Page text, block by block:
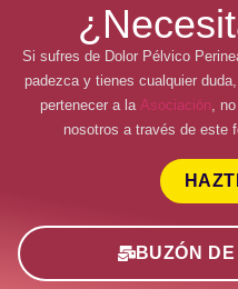
Si sufres de Dolor Pélvico
padezca y tienes cualquier
pertenecer a la Asociación,
nosotros a través de este
BUZÓN